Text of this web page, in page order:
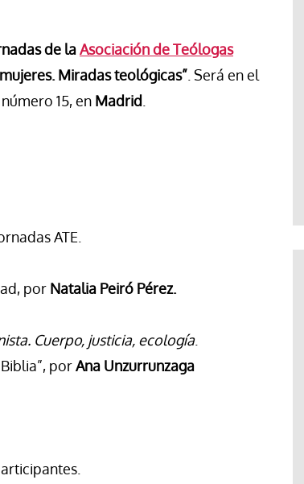
de laAsociación de Teólogas
Miradas teológicas” . Será en el
15, en Madrid
ATE.
por Natalia Peiró Pérez.
Cuerpo, justicia, ecología.
porAna Unzurrunzaga
de
“Aquí se está defendiendo la
democracia” afirma Roberto
Saviano ante la comunidad que